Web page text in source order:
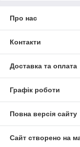
Про нас
Контакти
Доставка та оплата
Графік роботи
Повна версія сайту
Сайт створено на